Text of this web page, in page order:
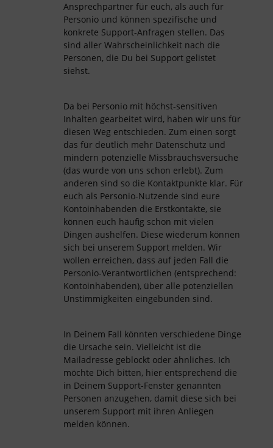
Ansprechpartner für euch, als auch für
Personio und können spezifische und
konkrete Support-Anfragen stellen. Das
sind aller Wahrscheinlichkeit nach die
Personen, die Du bei Support gelistet
siehst.
Da bei Personio mit höchst-sensitiven
Inhalten gearbeitet wird, haben wir uns für
diesen Weg entschieden. Zum einen sorgt
das für deutlich mehr Datenschutz und
mindern potenzielle Missbrauchsversuche
(das wurde von uns schon erlebt). Zum
anderen sind so die Kontaktpunkte klar. Für
euch als Personio-Nutzende sind eure
Kontoinhabenden die Erstkontakte, sie
können euch häufig schon mit vielen
Dingen aushelfen. Diese wiederum können
sich bei unserem Support melden. Wir
wollen erreichen, dass auf jeden Fall die
Personio-Verantwortlichen (entsprechend:
Kontoinhabenden), über alle potenziellen
Unstimmigkeiten eingebunden sind.
In Deinem Fall könnten verschiedene Dinge
die Ursache sein. Vielleicht ist die
Mailadresse geblockt oder ähnliches. Ich
möchte Dich bitten, hier entsprechend die
in Deinem Support-Fenster genannten
Personen anzugehen, damit diese sich bei
unserem Support mit ihren Anliegen
melden können.